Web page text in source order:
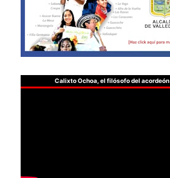
Calixto Ochoa, el filósofo del acordeón